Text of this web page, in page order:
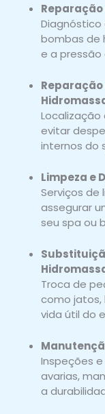
bombas de
e a
Reparação
evitar
internos do
Limpeza e
Serviços de
assegurar
seu spa ou
Troca de
como jatos,
vida útil do
Inspeções
avarias,
a